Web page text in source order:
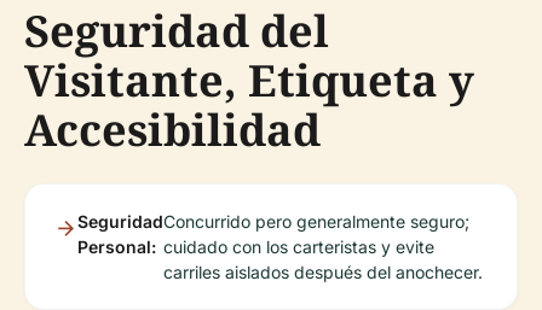
Seguridad del
Visitante, Etiqueta y
Accesibilidad
Seguridad
Personal:
Concurrido pero generalmente seguro;
cuidado con los carteristas y evite
carriles aislados después del anochecer.